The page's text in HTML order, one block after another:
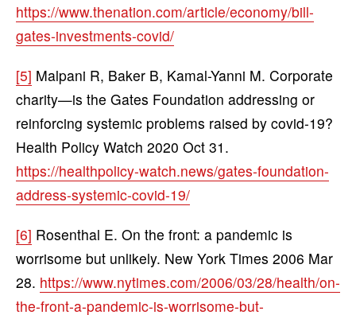
https://www.thenation.com/article/economy/bill-
gates-investments-covid/
[5] Malpani R, Baker B, Kamal-Yanni M. Corporate
charity—is the Gates Foundation addressing or
reinforcing systemic problems raised by covid-19?
Health Policy Watch 2020 Oct 31.
https://healthpolicy-watch.news/gates-foundation-
address-systemic-covid-19/
[6] Rosenthal E. On the front: a pandemic is
worrisome but unlikely. New York Times 2006 Mar
28. https://www.nytimes.com/2006/03/28/health/on-
the-front-a-pandemic-is-worrisome-but-